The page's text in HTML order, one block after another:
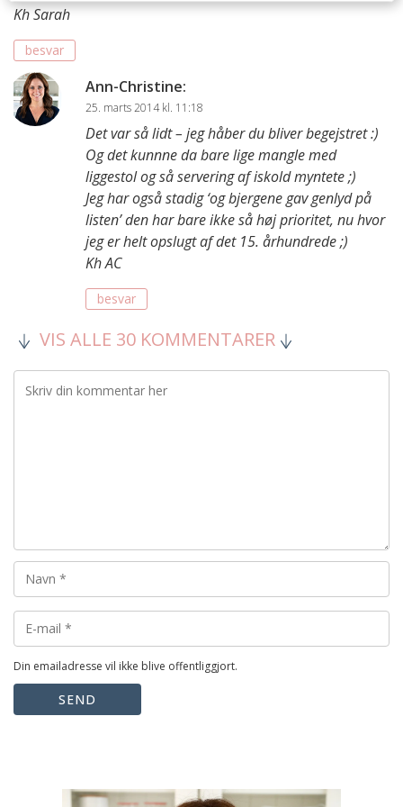
Kh Sarah
besvar
Ann-Christine:
25. marts 2014 kl. 11:18
Det var så lidt – jeg håber du bliver begejstret :)
Og det kunnne da bare lige mangle med
liggestol og så servering af iskold myntete ;)
Jeg har også stadig ‘og bjergene gav genlyd på
listen’ den har bare ikke så høj prioritet, nu hvor
jeg er helt opslugt af det 15. århundrede ;)
Kh AC
besvar
VIS ALLE 30 KOMMENTARER
Din emailadresse vil ikke blive offentliggjort.
SEND